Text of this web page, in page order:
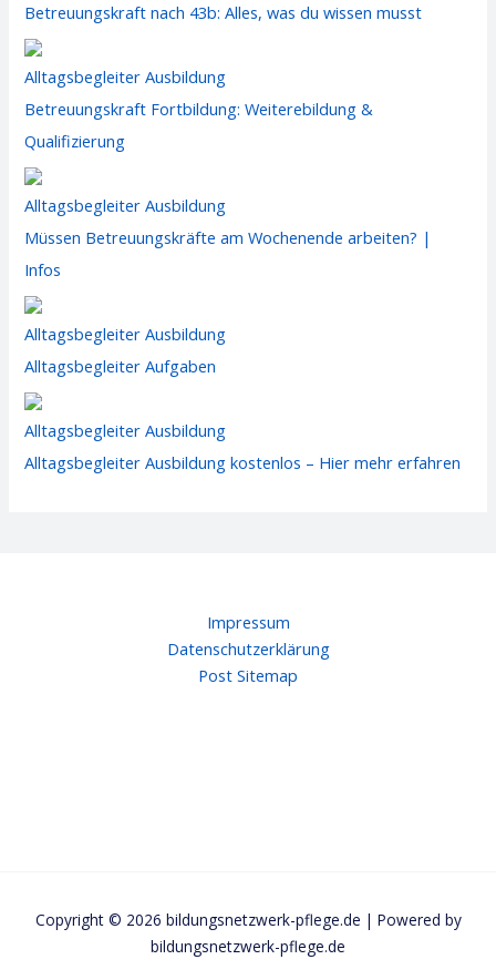
Betreuungskraft nach 43b: Alles, was du wissen musst
Alltagsbegleiter Ausbildung
Betreuungskraft Fortbildung: Weiterebildung &
Qualifizierung
Alltagsbegleiter Ausbildung
Müssen Betreuungskräfte am Wochenende arbeiten? |
Infos
Alltagsbegleiter Ausbildung
Alltagsbegleiter Aufgaben​
Alltagsbegleiter Ausbildung
Alltagsbegleiter Ausbildung kostenlos – Hier mehr erfahren
Impressum
Datenschutzerklärung
Post Sitemap
Copyright © 2026 bildungsnetzwerk-pflege.de | Powered by
bildungsnetzwerk-pflege.de